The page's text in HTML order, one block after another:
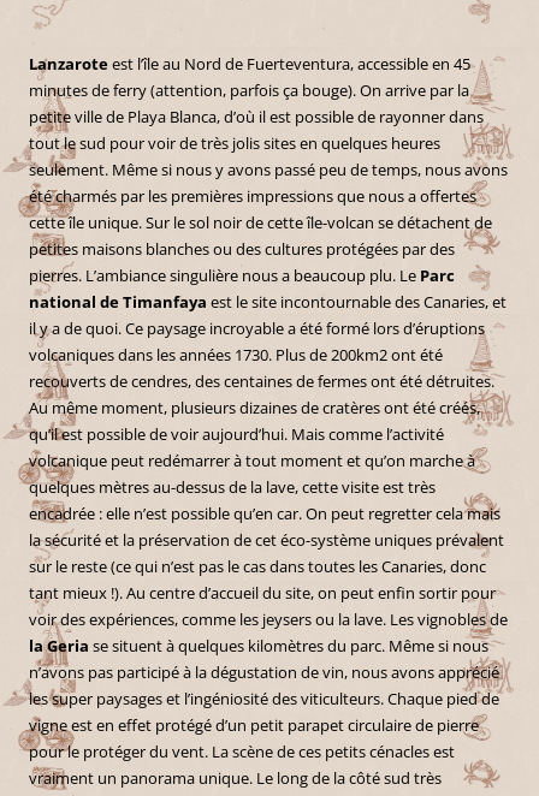
Lanzaroteest l’île au Nord de Fuerteventura, accessible en 45
minutes de ferry (attention, parfois ça bouge). On arrive par la
petite ville de Playa Blanca, d’où il est possible de rayonner dans
tout le sud pour voir de très jolis sites en quelques heures
seulement. Même si nous y avons passé peu de temps, nous avons
été charmés par les premières impressions que nous a offertes
cette île unique. Sur le sol noir de cette île-volcan se détachent de
petites maisons blanches ou des cultures protégées par des
pierres. L’ambiance singulière nous a beaucoup plu. Le Parc
national de Timanfaya est le site incontournable des Canaries, et
il y a de quoi. Ce paysage incroyable a été formé lors d’éruptions
volcaniques dans les années 1730. Plus de 200km2 ont été
recouverts de cendres, des centaines de fermes ont été détruites.
Au même moment, plusieurs dizaines de cratères ont été créés,
qu’il est possible de voir aujourd’hui. Mais comme l’activité
volcanique peut redémarrer à tout moment et qu’on marche à
quelques mètres au-dessus de la lave, cette visite est très
encadrée : elle n’est possible qu’en car. On peut regretter cela mais
la sécurité et la préservation de cet éco-système uniques prévalent
sur le reste (ce qui n’est pas le cas dans toutes les Canaries, donc
tant mieux !). Au centre d’accueil du site, on peut enfin sortir pour
voir des expériences, comme les jeysers ou la lave. Les vignobles de
la Geria se situent à quelques kilomètres du parc. Même si nous
n’avons pas participé à la dégustation de vin, nous avons apprécié
les super paysages et l’ingéniosité des viticulteurs. Chaque pied de
vigne est en effet protégé d’un petit parapet circulaire de pierre
pour le protéger du vent. La scène de ces petits cénacles est
vraiment un panorama unique. Le long de la côté sud très